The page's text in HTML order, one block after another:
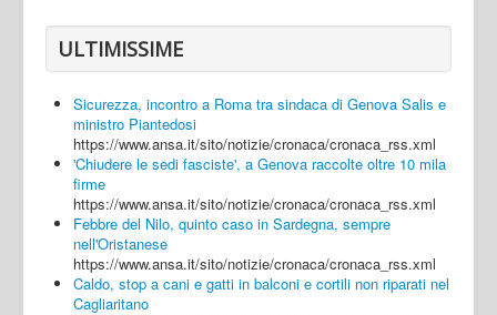
Caserta
Napoli
Salerno
Login
ULTIMISSIME
Sicurezza, incontro a Roma tra sindaca di Genova Salis e
ministro Piantedosi
https://www.ansa.it/sito/notizie/cronaca/cronaca_rss.xml
'Chiudere le sedi fasciste', a Genova raccolte oltre 10 mila
firme
https://www.ansa.it/sito/notizie/cronaca/cronaca_rss.xml
Febbre del Nilo, quinto caso in Sardegna, sempre
nell'Oristanese
https://www.ansa.it/sito/notizie/cronaca/cronaca_rss.xml
Caldo, stop a cani e gatti in balconi e cortili non riparati nel
Cagliaritano